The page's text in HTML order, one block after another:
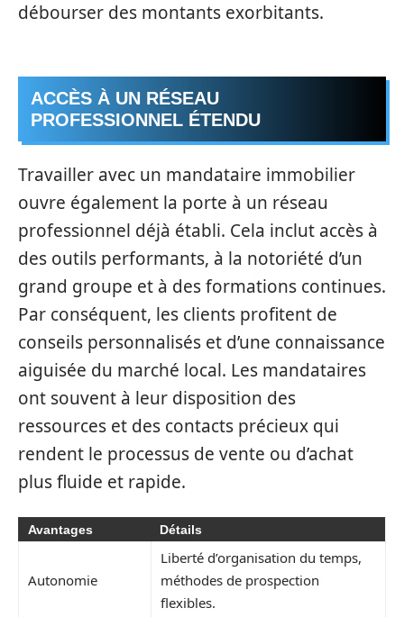
débourser des montants exorbitants.
ACCÈS À UN RÉSEAU
PROFESSIONNEL ÉTENDU
Travailler avec un mandataire immobilier
ouvre également la porte à un réseau
professionnel déjà établi. Cela inclut accès à
des outils performants, à la notoriété d’un
grand groupe et à des formations continues.
Par conséquent, les clients profitent de
conseils personnalisés et d’une connaissance
aiguisée du marché local. Les mandataires
ont souvent à leur disposition des
ressources et des contacts précieux qui
rendent le processus de vente ou d’achat
plus fluide et rapide.
Avantages Détails
Autonomie
Liberté d’organisation du temps,
méthodes de prospection
flexibles.